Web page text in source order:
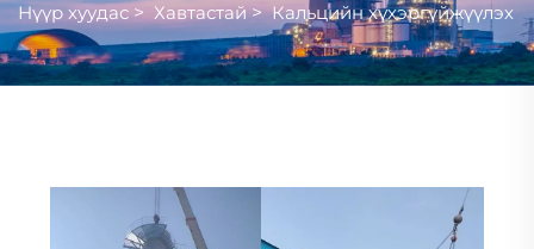
Нүүр хуудас > Хавтастай>Кальцийн хүхэргүйжүүлэх